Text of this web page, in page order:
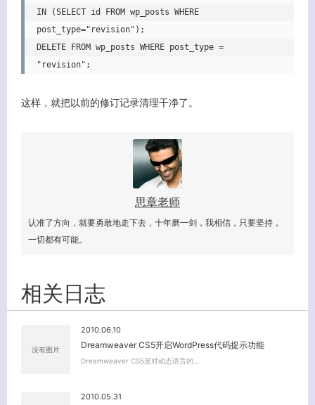
IN (SELECT id FROM wp_posts WHERE
post_type="revision");
DELETE FROM wp_posts WHERE post_type =
这样，就把以前的修订记录清理干净了。
思章老师
认准了方向，就要勇敢地走下去，十年磨一剑，我相信，只要坚持，
一切都有可能。
相关日志
没有图片
2010.06.10
Dreamweaver CS5开启WordPress代码提示功能
Dreamweaver CS5是对动态语言的…
2010.05.31